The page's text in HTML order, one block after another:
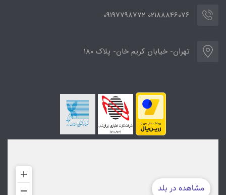
02188846076 09197798772
تهران- خیابان کریم خان- پلاک ۱۸۰